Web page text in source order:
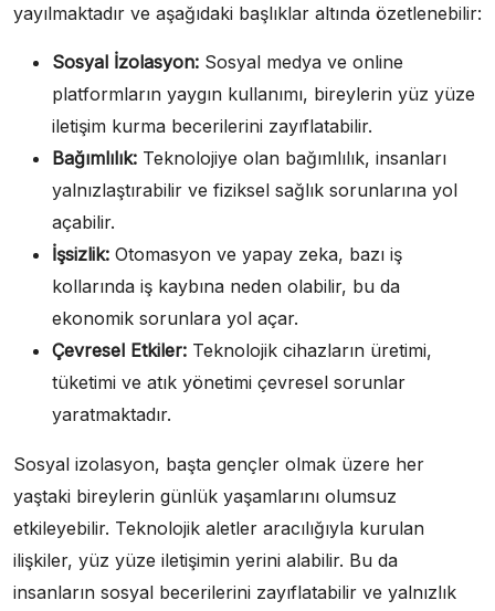
yayılmaktadır ve aşağıdaki başlıklar altında özetlenebilir:
Sosyal İzolasyon: Sosyal medya ve online
platformların yaygın kullanımı, bireylerin yüz yüze
iletişim kurma becerilerini zayıflatabilir.
Bağımlılık: Teknolojiye olan bağımlılık, insanları
yalnızlaştırabilir ve fiziksel sağlık sorunlarına yol
açabilir.
İşsizlik: Otomasyon ve yapay zeka, bazı iş
kollarında iş kaybına neden olabilir, bu da
ekonomik sorunlara yol açar.
Çevresel Etkiler: Teknolojik cihazların üretimi,
tüketimi ve atık yönetimi çevresel sorunlar
yaratmaktadır.
Sosyal izolasyon, başta gençler olmak üzere her
yaştaki bireylerin günlük yaşamlarını olumsuz
etkileyebilir. Teknolojik aletler aracılığıyla kurulan
ilişkiler, yüz yüze iletişimin yerini alabilir. Bu da
insanların sosyal becerilerini zayıflatabilir ve yalnızlık